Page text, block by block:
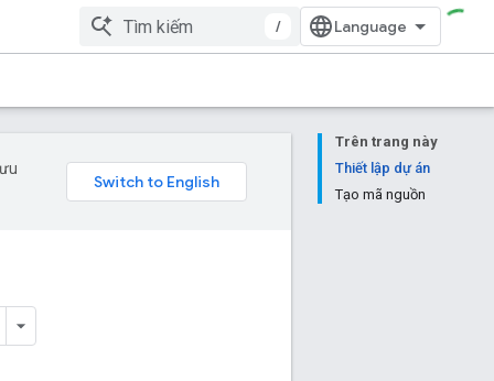
/
Trên trang này
Thiết lập dự án
Tạo mã nguồn